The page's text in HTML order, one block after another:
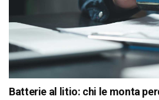
Batterie al litio: chi le monta